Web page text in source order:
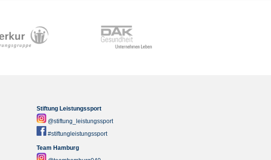
Stiftung Leistungssport
@stiftung_leistungssport
#stiftungleistungssport
Team Hamburg